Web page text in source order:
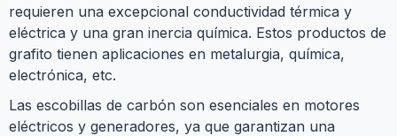
requieren una excepcional conductividad térmica y
eléctrica y una gran inercia química. Estos productos de
grafito tienen aplicaciones en metalurgia, química,
electrónica, etc.
Las escobillas de carbón son esenciales en motores
eléctricos y generadores, ya que garantizan una